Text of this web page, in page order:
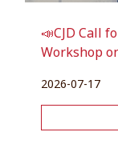
📣CJD Call
Workshop
2026-07-17